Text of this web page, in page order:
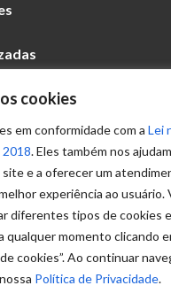
cookies
em conformidade com a Lei
2018. Eles também nos
e a oferecer um
experiência ao usuário.
diferentes tipos de cookies
qualquer momento clicando
cookies”. Ao continuar
Política de Privacidade.
de